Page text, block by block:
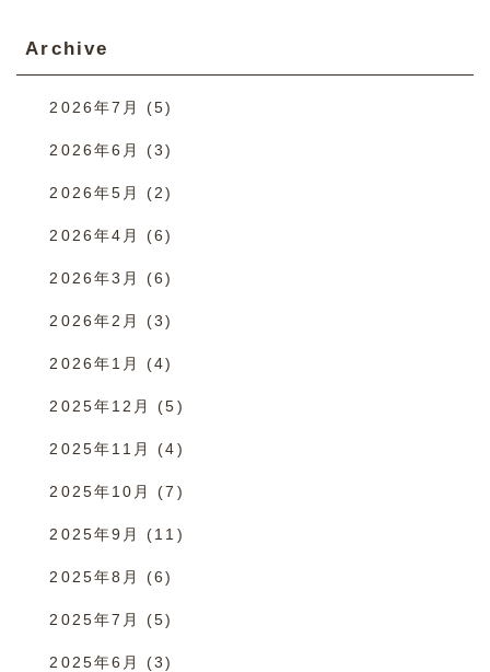
Archive
2026年7月 (5)
2026年6月 (3)
2026年5月 (2)
2026年4月 (6)
2026年3月 (6)
2026年2月 (3)
2026年1月 (4)
2025年12月 (5)
2025年11月 (4)
2025年10月 (7)
2025年9月 (11)
2025年8月 (6)
2025年7月 (5)
2025年6月 (3)